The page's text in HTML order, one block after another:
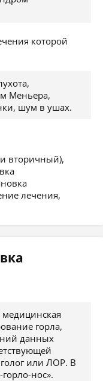
которой
Меньера,
шум в ушах.
вторичный),
лечения,
горла,
данных
или ЛОР. В
нос».